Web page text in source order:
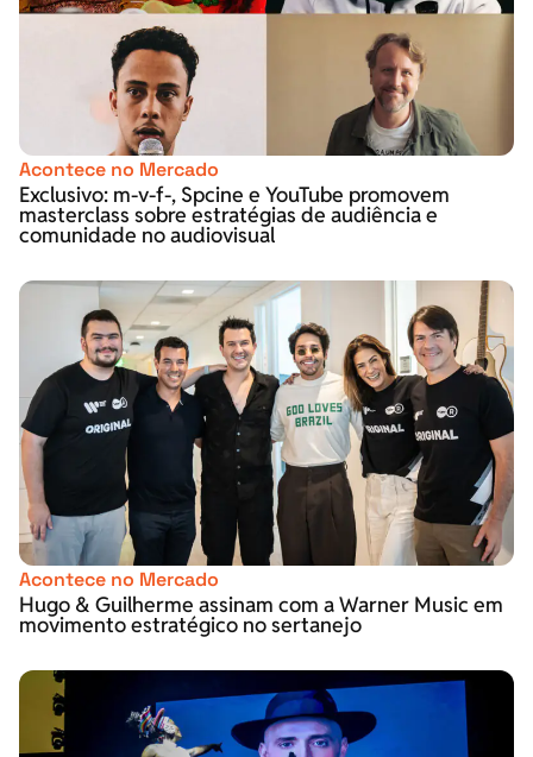
Acontece no Mercado
Exclusivo: m-v-f-, Spcine e YouTube promovem
masterclass sobre estratégias de audiência e
comunidade no audiovisual
Acontece no Mercado
Hugo & Guilherme assinam com a Warner Music em
movimento estratégico no sertanejo